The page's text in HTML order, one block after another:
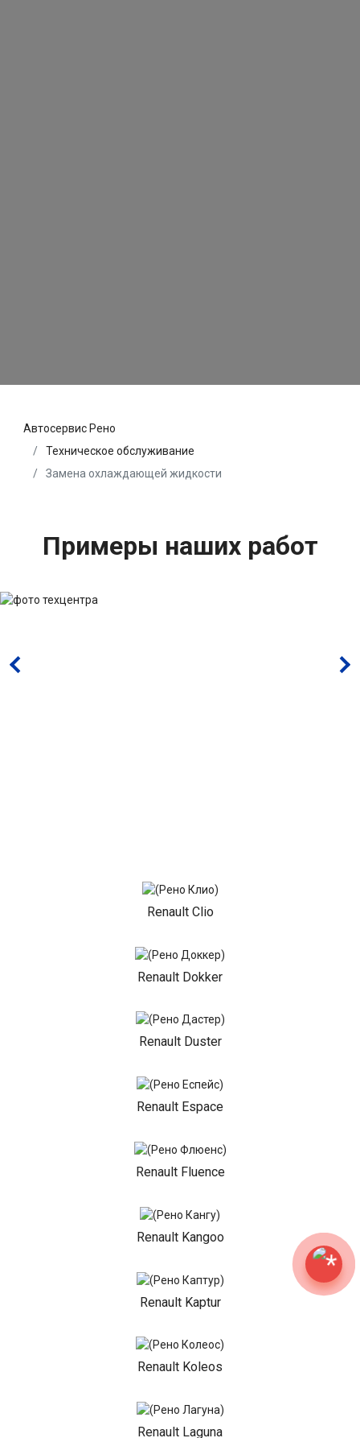
Автосервис Рено
Техническое обслуживание
Замена охлаждающей жидкости
Примеры наших работ
Renault Clio
Renault Dokker
Renault Duster
Renault Espace
Renault Fluence
Renault Kangoo
Renault Kaptur
Renault Koleos
Renault Laguna